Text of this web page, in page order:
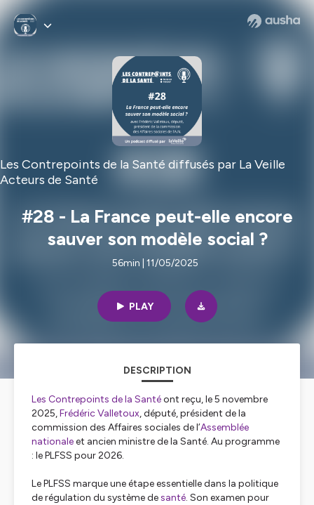
Les Contrepoints de la Santé diffusés par La Veille
Acteurs de Santé
#28 - La France peut-elle encore
sauver son modèle social ?
56min | 11/05/2025
PLAY
DESCRIPTION
Les Contrepoints de la Santéont reçu, le 5 novembre
2025,Frédéric Valletoux, député, président de la
commission des Affaires sociales de l’Assemblée
nationaleet ancien ministre de la Santé. Au programme
: le PLFSS pour 2026.
Le PLFSS marque une étape essentielle dans la politique
de régulation du système desanté. Son examen pour